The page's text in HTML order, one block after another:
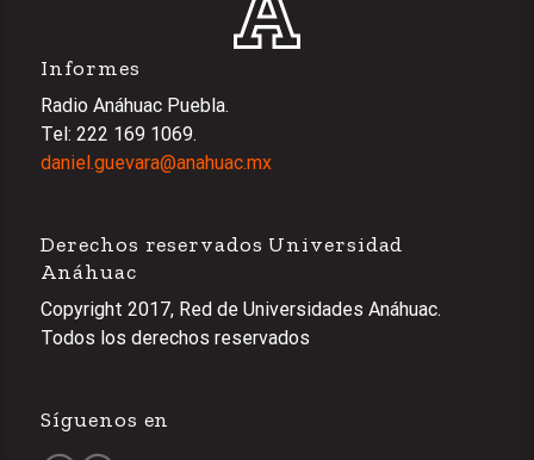
Informes
Radio Anáhuac Puebla.
Tel: 222 169 1069.
daniel.guevara@anahuac.mx
Derechos reservados Universidad
Anáhuac
Copyright 2017, Red de Universidades Anáhuac.
Todos los derechos reservados
Síguenos en